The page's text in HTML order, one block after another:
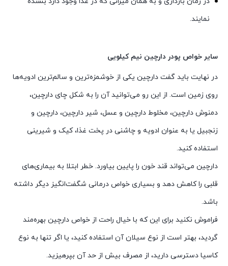
نمایند.
سایر خواص پودر دارچین نیم کیلویی
در نهایت باید گفت دارچین یکی از خوشمزه‌ترین و سالم‌ترین ادویه‌ها
روی زمین است. از این رو می‌توانید آن را به شکل چای دارچین،
دمنوش دارچین، مخلوط دارچین و عسل، شیر دارچین، دارچین و
زنجبیل یا به عنوان ادویه و چاشنی در پخت غذا، کیک و شیرینی
استفاده کنید.
دارچین می‌تواند قند خون را پایین بیاورد. خطر ابتلا به بیماری‌های
قلبی را کاهش دهد و بسیاری خواص درمانی شگفت‌انگیز دیگر داشته
باشد.
فراموش نکنید برای این که با خیال راحت از خواص دارچین بهره‌مند
گردید، بهتر است از نوع سیلان آن استفاده کنید، یا اگر تنها به نوع
کاسیا دسترسی دارید، از مصرف بیش از حد آن بپرهیزید.